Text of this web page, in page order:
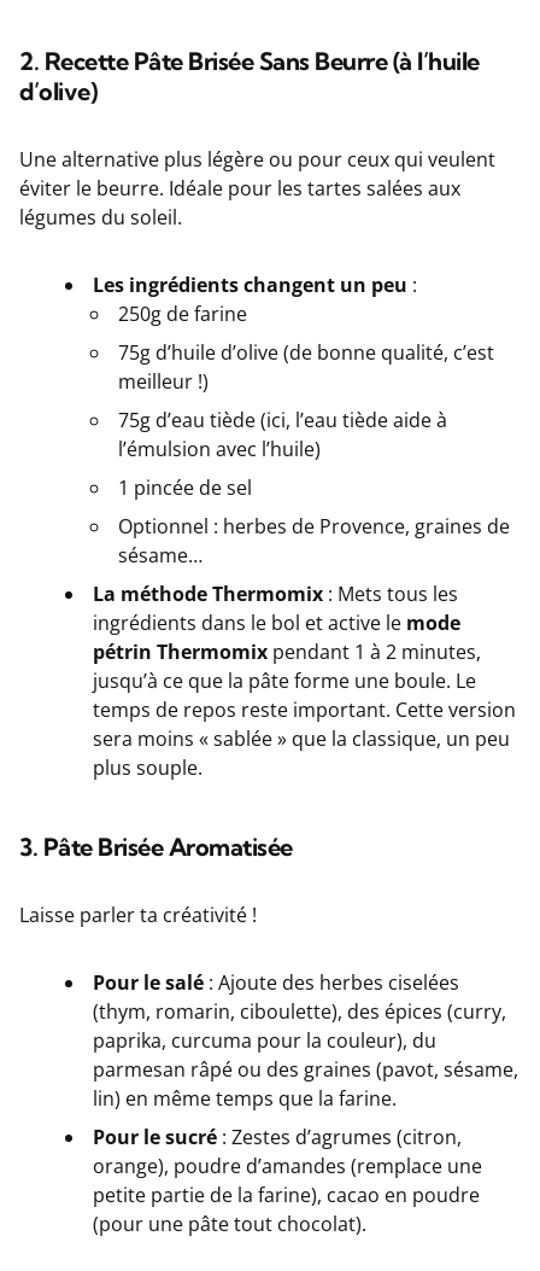
2. Recette Pâte Brisée Sans Beurre (à l’huile
d’olive)
Une alternative plus légère ou pour ceux qui veulent
éviter le beurre. Idéale pour les tartes salées aux
légumes du soleil.
Les ingrédients changent un peu :
250g de farine
75g d’huile d’olive (de bonne qualité, c’est
meilleur !)
75g d’eau tiède (ici, l’eau tiède aide à
l’émulsion avec l’huile)
1 pincée de sel
Optionnel : herbes de Provence, graines de
sésame…
La méthode Thermomix : Mets tous les
ingrédients dans le bol et active le mode
pétrin Thermomix pendant 1 à 2 minutes,
jusqu’à ce que la pâte forme une boule. Le
temps de repos reste important. Cette version
sera moins « sablée » que la classique, un peu
plus souple.
3. Pâte Brisée Aromatisée
Laisse parler ta créativité !
Pour le salé : Ajoute des herbes ciselées
(thym, romarin, ciboulette), des épices (curry,
paprika, curcuma pour la couleur), du
parmesan râpé ou des graines (pavot, sésame,
lin) en même temps que la farine.
Pour le sucré : Zestes d’agrumes (citron,
orange), poudre d’amandes (remplace une
petite partie de la farine), cacao en poudre
(pour une pâte tout chocolat).